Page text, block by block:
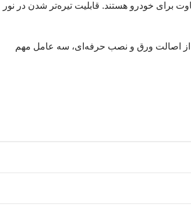
برای خودرو هستند. قابلیت تیره‌تر شدن در نور
اصالت ورق و نصب حرفه‌ای، سه عامل مهم